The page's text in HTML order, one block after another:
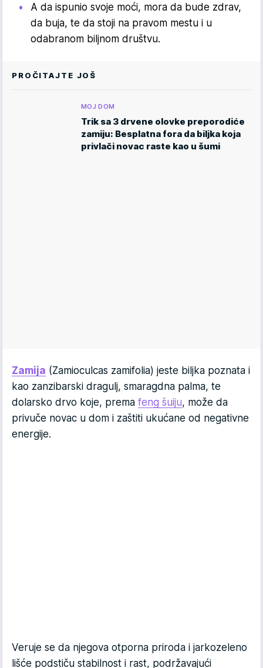
A da ispunio svoje moći, mora da bude zdrav,
da buja, te da stoji na pravom mestu i u
odabranom biljnom društvu.
PROČITAJTE JOŠ
MOJ DOM
Trik sa 3 drvene olovke preporodiće
zamiju: Besplatna fora da biljka koja
privlači novac raste kao u šumi
Zamija (Zamioculcas zamifolia) jeste biljka poznata i
kao zanzibarski dragulj, smaragdna palma, te
dolarsko drvo koje, prema feng šuiju, može da
privuče novac u dom i zaštiti ukućane od negativne
energije.
Veruje se da njegova otporna priroda i jarkozeleno
lišće podstiču stabilnost i rast, podržavajući